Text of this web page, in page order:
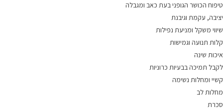
טיפוח הכושר הגופני בעת כאב ומגבלה
יציבה, עקמת וגיבנת
שיווי משקל ומניעת נפילות
קלות תנועה וגמישות
איכות שינה
לקבל תמיכה בבעיות כרוניות
קשיי ומחלות נשימה
מחלות לב
סכרת